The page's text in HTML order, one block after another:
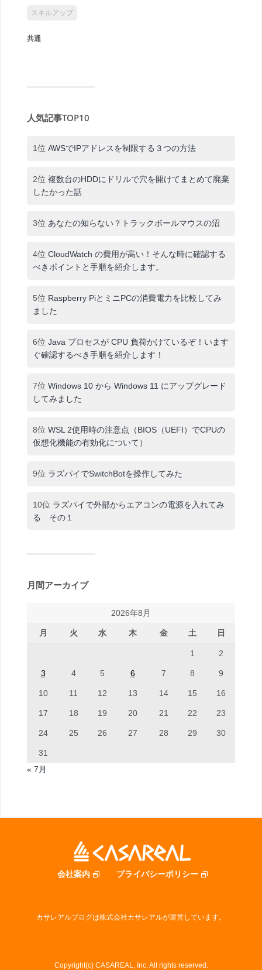
スキルアップ
共通
人気記事TOP10
1位 AWSでIPアドレスを制限する３つの方法
2位 複数台のHDDにドリルで穴を開けてまとめて廃棄
したかった話
3位 あなたの知らない？トラックボールマウスの沼
4位 CloudWatch の費用が高い！そんな時に確認する
べきポイントと手順を紹介します。
5位 Raspberry PiとミニPCの消費電力を比較してみ
ました
6位 Java プロセスが CPU 負荷かけているぞ！います
ぐ確認するべき手順を紹介します！
7位 Windows 10 から Windows 11 にアップグレード
してみました
8位 WSL 2使用時の注意点（BIOS（UEFI）でCPUの
仮想化機能の有効化について）
9位 ラズパイでSwitchBotを操作してみた
10位 ラズパイで外部からエアコンの電源を入れてみ
る その１
月間アーカイブ
2026年8月
月 火 水 木 金 土 日
1 2
3 4 5 6 7 8 9
10 11 12 13 14 15 16
17 18 19 20 21 22 23
24 25 26 27 28 29 30
31
« 7月
会社案内 プライバシーポリシー
カサレアルブログは株式会社カサレアルが運営しています。
Copyright(c) CASAREAL, Inc. All rights reserved.